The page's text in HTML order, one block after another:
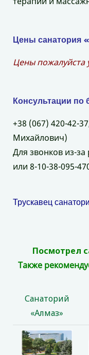
Цены санатория
Цены пожалуйста
Консультации
+38 (067) 420-42-
Для звонков из-за
или 8-10-38-095-
Трускавец
Посмотрел
Также
Санаторий
«Алмаз»